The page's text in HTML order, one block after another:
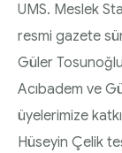
Diyabette
Dosyası
Tip1/
Sunum
Raporu
Raporu
UMS. Meslek
resmi gazete
Güler
Acıbadem ve
üyelerimize
Hüseyin Çelik